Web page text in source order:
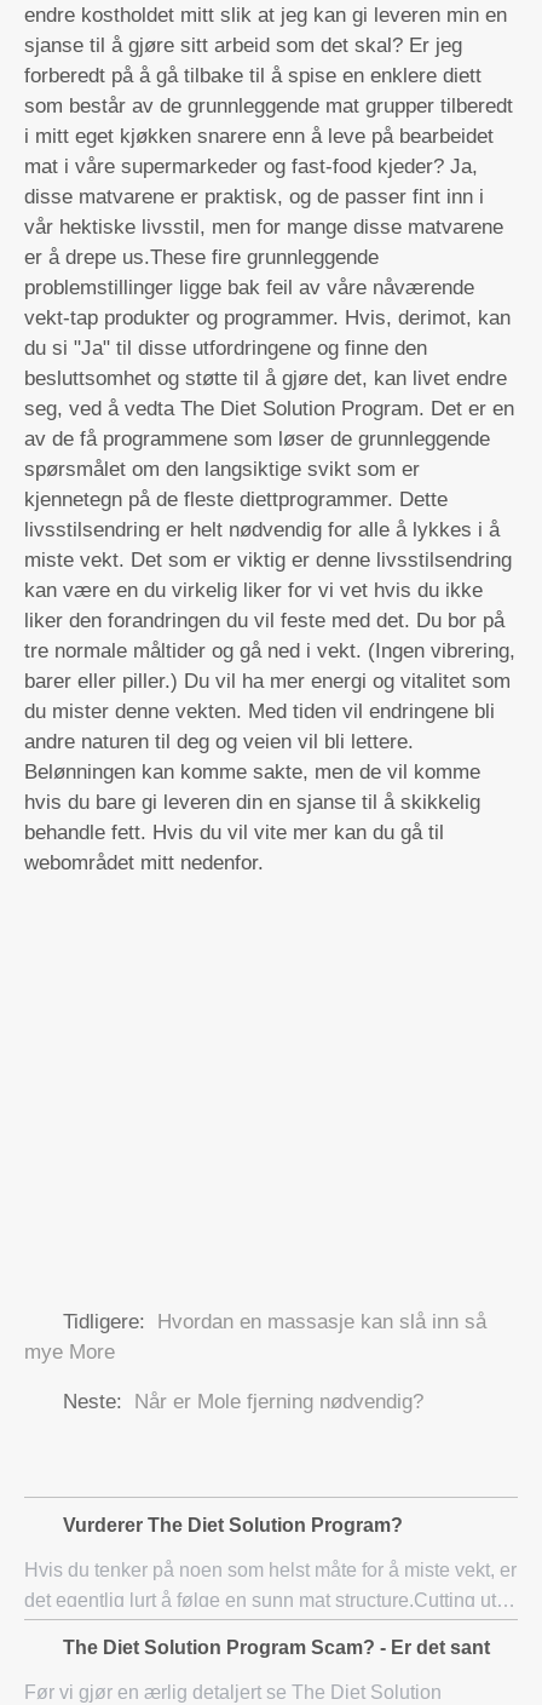
endre kostholdet mitt slik at jeg kan gi leveren min en
sjanse til å gjøre sitt arbeid som det skal? Er jeg
forberedt på å gå tilbake til å spise en enklere diett
som består av de grunnleggende mat grupper tilberedt
i mitt eget kjøkken snarere enn å leve på bearbeidet
mat i våre supermarkeder og fast-food kjeder? Ja,
disse matvarene er praktisk, og de passer fint inn i
vår hektiske livsstil, men for mange disse matvarene
er å drepe us.These fire grunnleggende
problemstillinger ligge bak feil av våre nåværende
vekt-tap produkter og programmer. Hvis, derimot, kan
du si "Ja" til disse utfordringene og finne den
besluttsomhet og støtte til å gjøre det, kan livet endre
seg, ved å vedta The Diet Solution Program. Det er en
av de få programmene som løser de grunnleggende
spørsmålet om den langsiktige svikt som er
kjennetegn på de fleste diettprogrammer. Dette
livsstilsendring er helt nødvendig for alle å lykkes i å
miste vekt. Det som er viktig er denne livsstilsendring
kan være en du virkelig liker for vi vet hvis du ikke
liker den forandringen du vil feste med det. Du bor på
tre normale måltider og gå ned i vekt. (Ingen vibrering,
barer eller piller.) Du vil ha mer energi og vitalitet som
du mister denne vekten. Med tiden vil endringene bli
andre naturen til deg og veien vil bli lettere.
Belønningen kan komme sakte, men de vil komme
hvis du bare gi leveren din en sjanse til å skikkelig
behandle fett. Hvis du vil vite mer kan du gå til
webområdet mitt nedenfor.
Tidligere:
Hvordan en massasje kan slå inn så
mye More
Neste: Når er Mole fjerning nødvendig?
Vurderer The Diet Solution Program?
Hvis du tenker på noen som helst måte for å miste vekt, er
det egentlig lurt å følge en sunn mat structure.Cutting ut
ingen måte god for deg . o
The Diet Solution Program Scam? - Er det sant
Før vi gjør en ærlig detaljert se The Diet Solution